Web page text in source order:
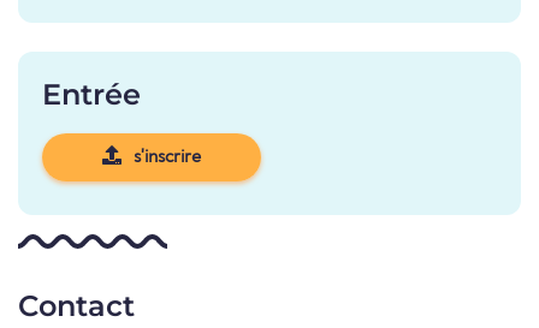
Entrée
s'inscrire
Contact